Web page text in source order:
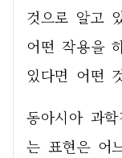
것으로 알고
어떤 작용을
있다면 어떤
동아시아 과
는 표현은 어